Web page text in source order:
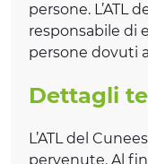
persone. L’ATL
responsabile di
persone dovuti
Dettagli
L’ATL del
pervenute. Al